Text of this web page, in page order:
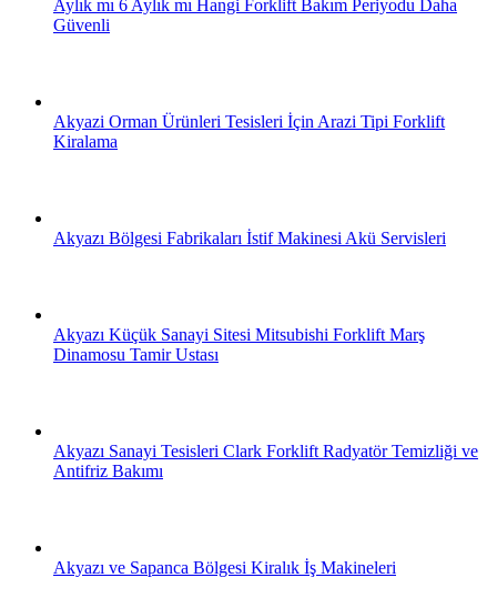
Aylık mı 6 Aylık mı Hangi Forklift Bakım Periyodu Daha
Güvenli
Akyazi Orman Ürünleri Tesisleri İçin Arazi Tipi Forklift
Kiralama
Akyazı Bölgesi Fabrikaları İstif Makinesi Akü Servisleri
Akyazı Küçük Sanayi Sitesi Mitsubishi Forklift Marş
Dinamosu Tamir Ustası
Akyazı Sanayi Tesisleri Clark Forklift Radyatör Temizliği ve
Antifriz Bakımı
Akyazı ve Sapanca Bölgesi Kiralık İş Makineleri